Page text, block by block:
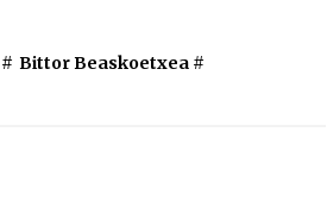
# Bittor Beaskoetxea #